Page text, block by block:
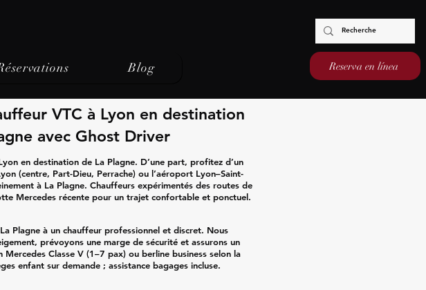
Blog Reserva en línea
VTC à Lyon en destination
avec Ghost Driver
en destination de La Plagne. D’une part, profitez d’un
(centre, Part-Dieu, Perrache) ou l’aéroport Lyon–Saint-
à La Plagne. Chauffeurs expérimentés des routes de
Mercedes récente pour un trajet confortable et ponctuel.
Plagne à un chauffeur professionnel et discret. Nous
prévoyons une marge de sécurité et assurons un
Mercedes Classe V (1–7 pax) ou berline business selon la
enfant sur demande ; assistance bagages incluse.